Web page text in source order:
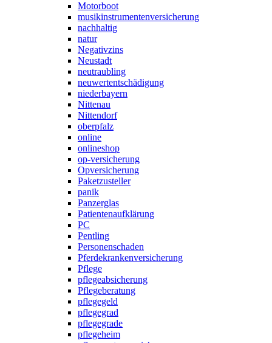
Motorboot
musikinstrumentenversicherung
nachhaltig
natur
Negativzins
Neustadt
neutraubling
neuwertentschädigung
niederbayern
Nittenau
Nittendorf
oberpfalz
online
onlineshop
op-versicherung
Opversicherung
Paketzusteller
panik
Panzerglas
Patientenaufklärung
PC
Pentling
Personenschaden
Pferdekrankenversicherung
Pflege
pflegeabsicherung
Pflegeberatung
pflegegeld
pflegegrad
pflegegrade
pflegeheim